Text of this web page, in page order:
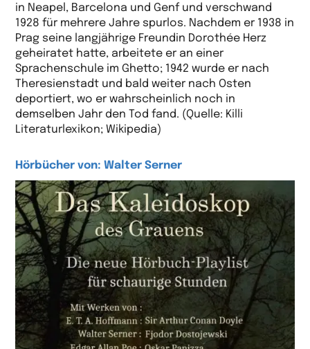
in Neapel, Barcelona und Genf und verschwand
1928 für mehrere Jahre spurlos. Nachdem er 1938 in
Prag seine langjährige Freundin Dorothée Herz
geheiratet hatte, arbeitete er an einer
Sprachenschule im Ghetto; 1942 wurde er nach
Theresienstadt und bald weiter nach Osten
deportiert, wo er wahrscheinlich noch in
demselben Jahr den Tod fand. (Quelle: Killi
Literaturlexikon; Wikipedia)
Hörbücher von: Walter Serner